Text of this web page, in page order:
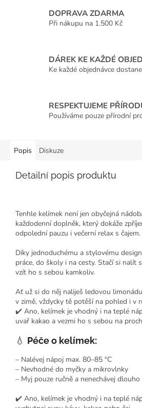
DOPRAVA ZDARMA
Při nákupu na 1.500 Kč
DÁREK KE KAŽDÉ
Ke každé objednávce
RESPEKTUJEME
Používáme pouze přírodní
Popis Diskuze
Detailní popis produktu
Tenhle kelímek není jen obyčejná
každodenní doplněk, který dokáže
odpolední pauzu i večerní relax s čajem.
Díky jednoduchému a stylovému
práce, do školy i na cesty. Stačí si nalít
vzít ho s sebou kamkoliv.
Ať už si do něj naliješ ledovou
v zimě, vždycky tě potěší na pohled i v
✔️ Ano, kelímek je vhodný i na teplé
uvař kakao a vezmi ho s sebou na
💧 Péče o kelímek:
– Nalévej nápoj max. 80–85 °C
– Nevhodné do myčky a mikrovlnky
– Myj pouze ručně a nenechávej
✔️ Ano, kelímek je vhodný i na teplé